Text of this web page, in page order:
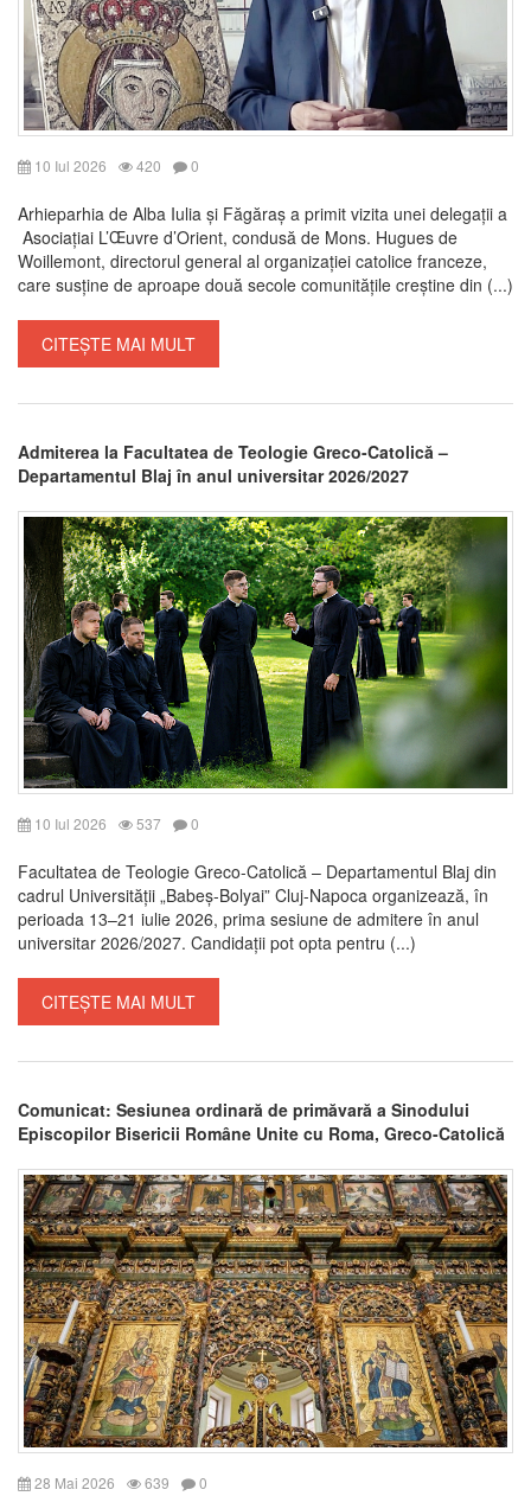
10 Iul 2026 420 0
Arhieparhia de Alba Iulia și Făgăraș a primit vizita unei delegații a
Asociațiai L’Œuvre d’Orient, condusă de Mons. Hugues de
Woillemont, directorul general al organizației catolice franceze,
care susține de aproape două secole comunitățile creștine din (...)
CITEȘTE MAI MULT
Admiterea la Facultatea de Teologie Greco-Catolică –
Departamentul Blaj în anul universitar 2026/2027
10 Iul 2026 537 0
Facultatea de Teologie Greco-Catolică – Departamentul Blaj din
cadrul Universității „Babeș-Bolyai” Cluj-Napoca organizează, în
perioada 13–21 iulie 2026, prima sesiune de admitere în anul
universitar 2026/2027. Candidații pot opta pentru (...)
CITEȘTE MAI MULT
Comunicat: Sesiunea ordinară de primăvară a Sinodului
Episcopilor Bisericii Române Unite cu Roma, Greco-Catolică
28 Mai 2026 639 0